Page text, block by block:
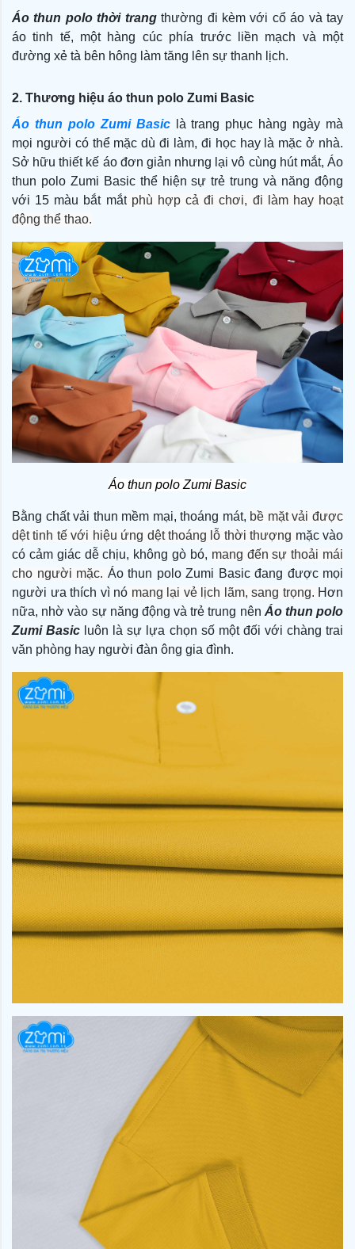
Áo thun polo thời trangthường đi kèm với cổ áo và tay
áo tinh tế, một hàng cúc phía trước liền mạch và một
đường xẻ tà bên hông làm tăng lên sự thanh lịch.
2. Thương hiệu áo thun polo Zumi Basic
Áo thun polo Zumi Basic
là trang phục hàng ngày mà
mọi người có thể mặc dù đi làm, đi học hay là mặc ở nhà.
Sở hữu thiết kế áo đơn giản nhưng lại vô cùng hút mắt, Áo
thun polo Zumi Basic thể hiện sự trẻ trung và năng động
với 15 màu bắt mắtphù hợp cả đi chơi, đi làm hay hoạt
động thể thao.
Áo thun polo Zumi Basic
Bằng chất vải thun mềm mại, thoáng mát, bề mặt vải được
dệt tinh tế với hiệu ứng dệt thoáng lỗ thời thượng mặc vào
có cảm giác dễ chịu, không gò bó, mang đến sự thoải mái
cho người mặc. Áo thun polo Zumi Basic đang được mọi
người ưa thích vì nó mang lại vẻ lịch lãm, sang trọng. Hơn
nữa, nhờ vào sự năng động và trẻ trung nên Áo thun polo
Zumi Basic luôn là sự lựa chọn số một đối với chàng trai
văn phòng hay người đàn ông gia đình.